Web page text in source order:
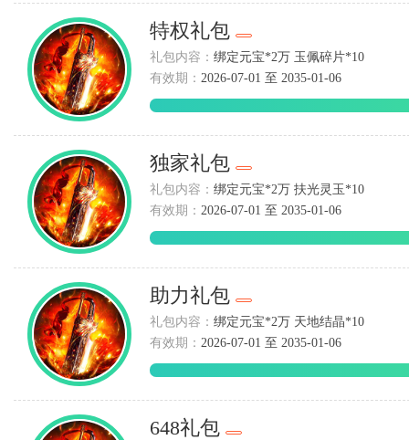
特权礼包
礼包内容： 绑定元宝*2万 玉佩碎片*10
有效期： 2026-07-01 至 2035-01-06
独家礼包
礼包内容： 绑定元宝*2万 扶光灵玉*10
有效期： 2026-07-01 至 2035-01-06
助力礼包
礼包内容： 绑定元宝*2万 天地结晶*10
有效期： 2026-07-01 至 2035-01-06
648礼包